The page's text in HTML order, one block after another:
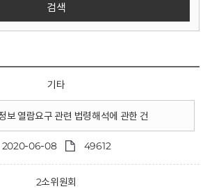
검색
기타
보 열람요구 관련 법령해석에 관한 건
2020-06-08 49612
2소위원회